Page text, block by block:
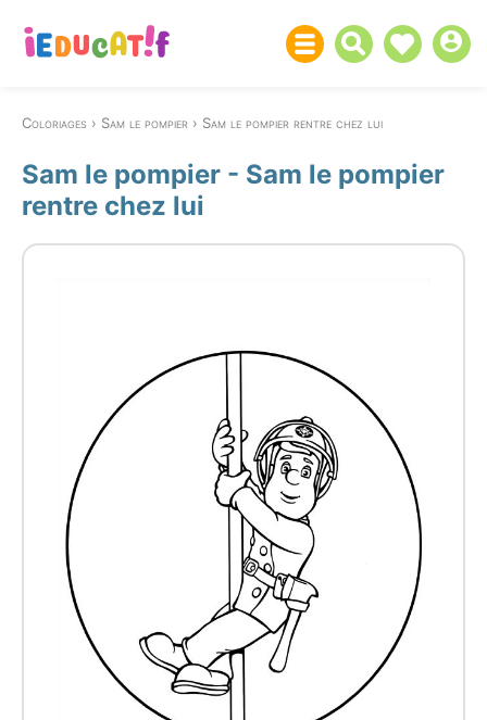
Coloriages Sam le pompier Sam le pompier rentre chez lui
Sam le pompier - Sam le pompier
rentre chez lui